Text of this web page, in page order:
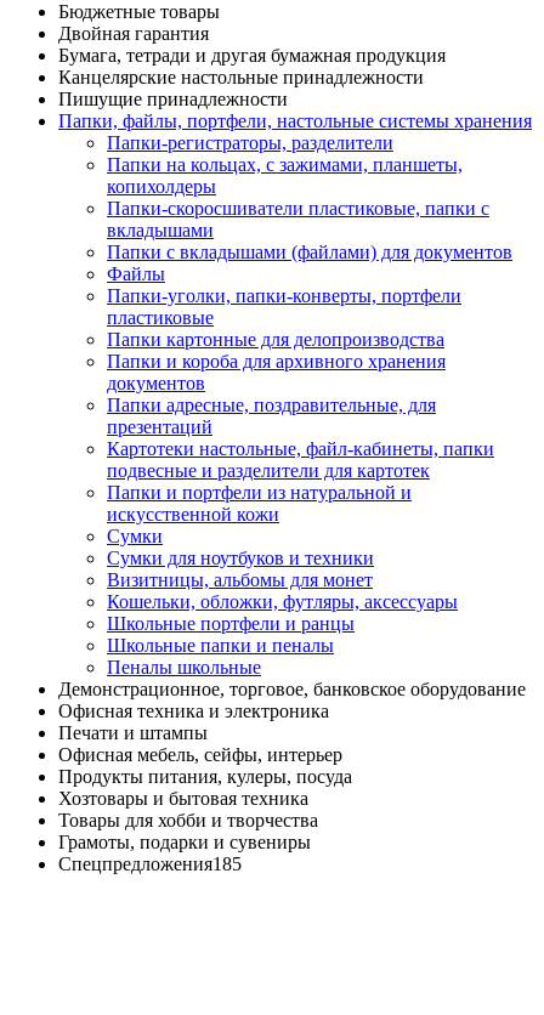
Бюджетные товары
Двойная гарантия
Бумага, тетради и другая бумажная продукция
Канцелярские настольные принадлежности
Пишущие принадлежности
Папки, файлы, портфели, настольные системы хранения
Папки-регистраторы, разделители
Папки на кольцах, с зажимами, планшеты,
копихолдеры
Папки-скоросшиватели пластиковые, папки с
вкладышами
Папки с вкладышами (файлами) для документов
Файлы
Папки-уголки, папки-конверты, портфели
пластиковые
Папки картонные для делопроизводства
Папки и короба для архивного хранения
документов
Папки адресные, поздравительные, для
презентаций
Картотеки настольные, файл-кабинеты, папки
подвесные и разделители для картотек
Папки и портфели из натуральной и
искусственной кожи
Сумки
Сумки для ноутбуков и техники
Визитницы, альбомы для монет
Кошельки, обложки, футляры, аксессуары
Школьные портфели и ранцы
Школьные папки и пеналы
Пеналы школьные
Демонстрационное, торговое, банковское оборудование
Офисная техника и электроника
Печати и штампы
Офисная мебель, сейфы, интерьер
Продукты питания, кулеры, посуда
Хозтовары и бытовая техника
Товары для хобби и творчества
Грамоты, подарки и сувениры
Спецпредложения185